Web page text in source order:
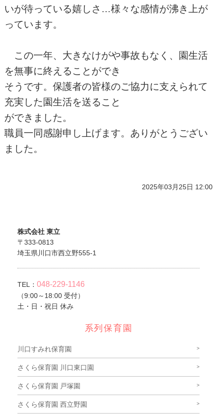
いが待っている嬉しさ…様々な感情が沸き上が
っています。
この一年、大きなけがや事故もなく、園生活
を無事に終えることができ
そうです。保護者の皆様のご協力に支えられて
充実した園生活を送ること
ができました。
職員一同感謝申し上げます。ありがとうござい
ました。
2025年03月25日 12:00
株式会社 東立
〒333-0813
埼玉県川口市西立野555-1
TEL： 048-229-1146
（9:00～18:00 受付）
土・日・祝日 休み
系列保育園
川口すみれ保育園
さくら保育園 川口東口園
さくら保育園 戸塚園
さくら保育園 西立野園